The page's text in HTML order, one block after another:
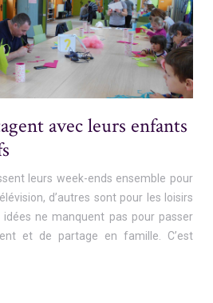
avec leurs enfants
leurs week-ends ensemble pour
d’autres sont pour les loisirs
idées ne manquent pas pour passer
et de partage en famille. C’est